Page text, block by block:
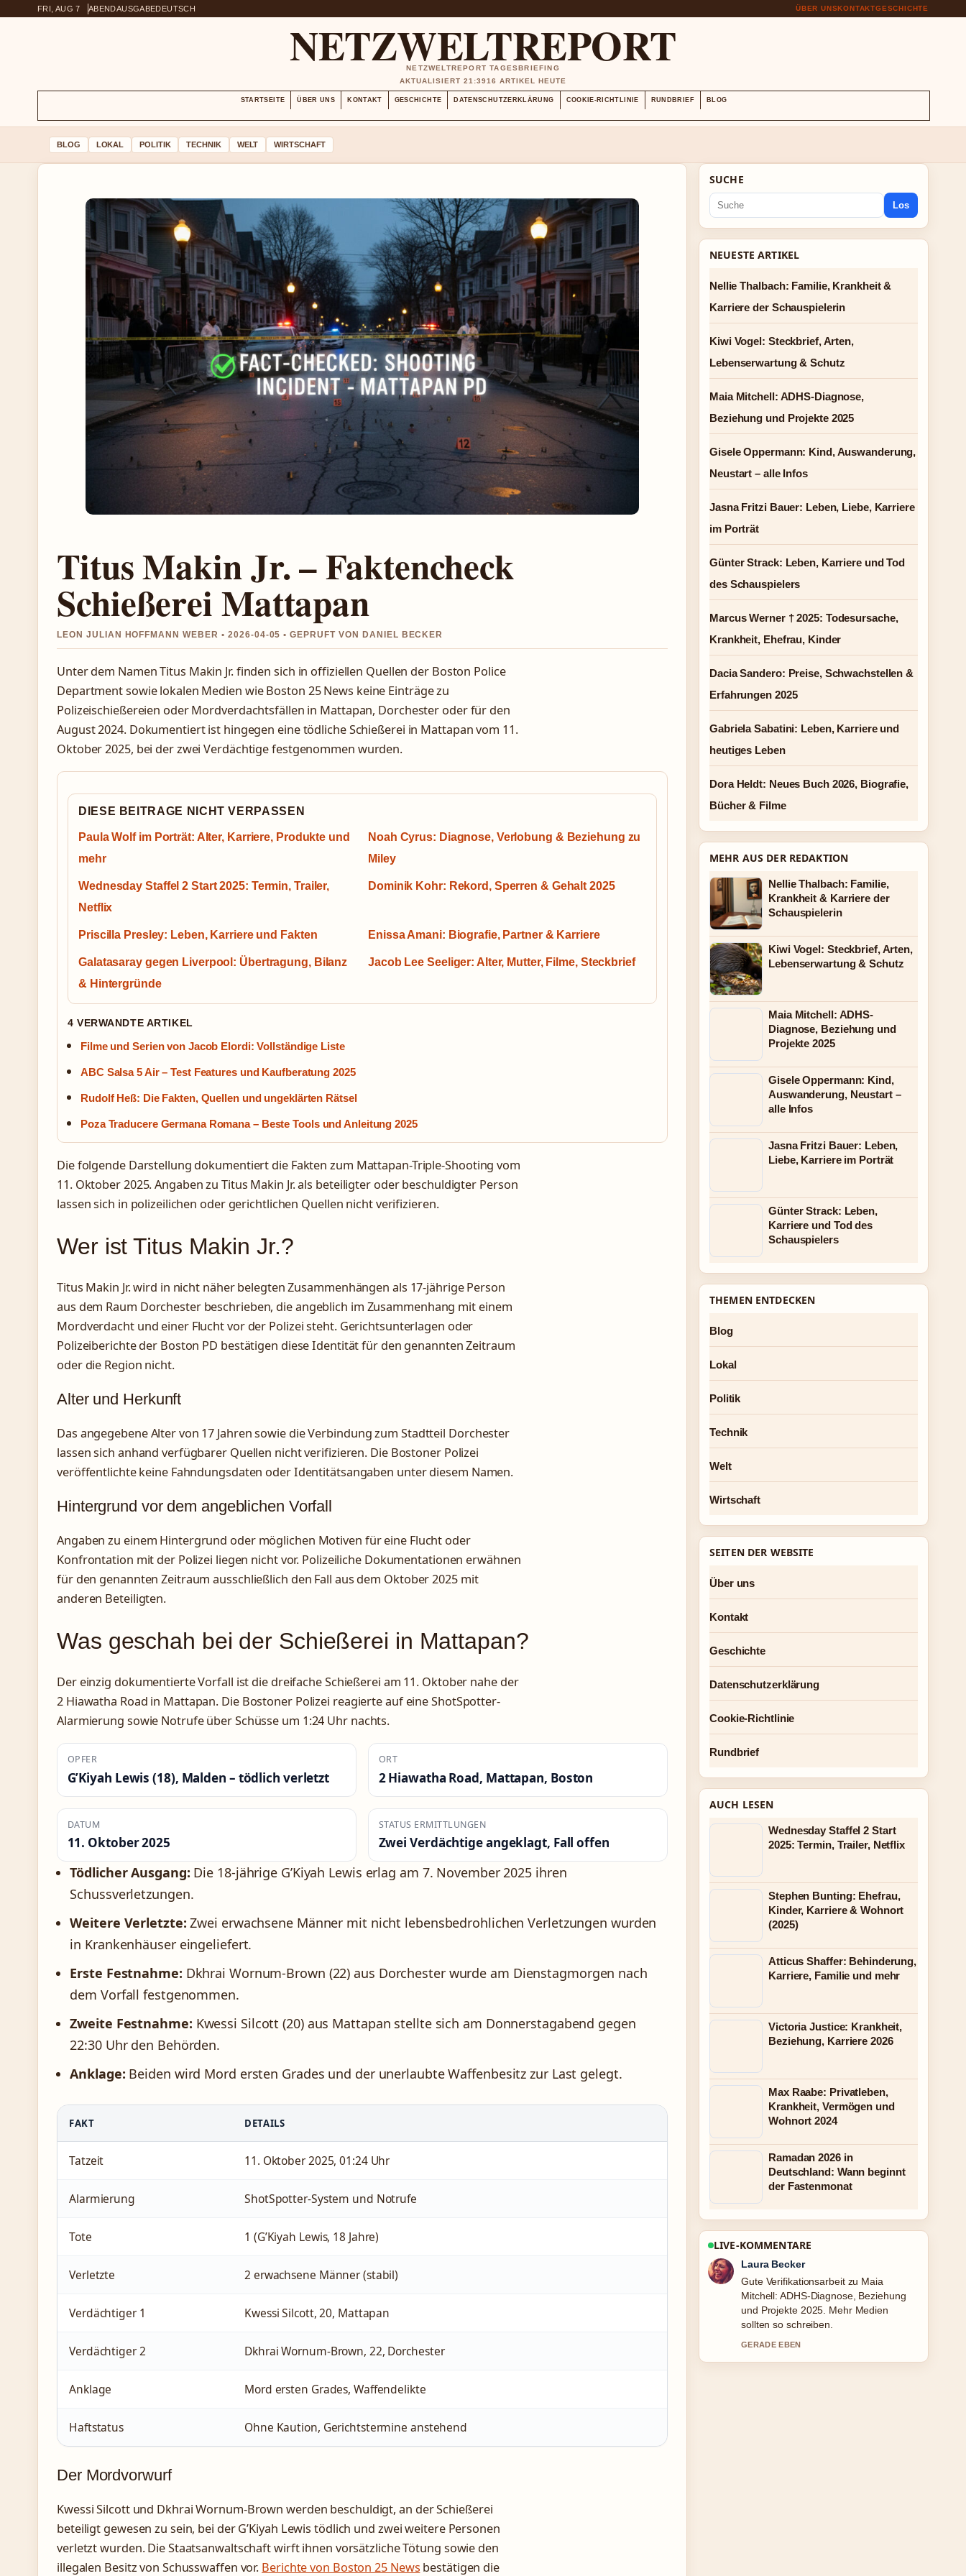
FRI, AUG 7 ABENDAUSGABEDEUTSCH ÜBER UNSKONTAKTGESCHICHTE
NETZWELTREPORT
NETZWELTREPORT TAGESBRIEFING
AKTUALISIERT 21:3916 ARTIKEL HEUTE
STARTSEITE ÜBER UNS KONTAKT GESCHICHTE DATENSCHUTZERKLÄRUNG COOKIE-RICHTLINIE RUNDBRIEF BLOG
BLOG LOKAL POLITIK TECHNIK WELT WIRTSCHAFT
Titus Makin Jr. – Faktencheck
Schießerei Mattapan
LEON JULIAN HOFFMANN WEBER • 2026-04-05 • GEPRUFT VON DANIEL BECKER
Unter dem Namen Titus Makin Jr. finden sich in offiziellen Quellen der Boston Police
Department sowie lokalen Medien wie Boston 25 News keine Einträge zu
Polizeischießereien oder Mordverdachtsfällen in Mattapan, Dorchester oder für den
August 2024. Dokumentiert ist hingegen eine tödliche Schießerei in Mattapan vom 11.
Oktober 2025, bei der zwei Verdächtige festgenommen wurden.
DIESE BEITRAGE NICHT VERPASSEN
Paula Wolf im Porträt: Alter, Karriere, Produkte und
mehr
Noah Cyrus: Diagnose, Verlobung & Beziehung zu
Miley
Wednesday Staffel 2 Start 2025: Termin, Trailer,
Netflix
Dominik Kohr: Rekord, Sperren & Gehalt 2025
Priscilla Presley: Leben, Karriere und Fakten Enissa Amani: Biografie, Partner & Karriere
Galatasaray gegen Liverpool: Übertragung, Bilanz
& Hintergründe
Jacob Lee Seeliger: Alter, Mutter, Filme, Steckbrief
4 VERWANDTE ARTIKEL
Filme und Serien von Jacob Elordi: Vollständige Liste
ABC Salsa 5 Air – Test Features und Kaufberatung 2025
Rudolf Heß: Die Fakten, Quellen und ungeklärten Rätsel
Poza Traducere Germana Romana – Beste Tools und Anleitung 2025
Die folgende Darstellung dokumentiert die Fakten zum Mattapan-Triple-Shooting vom
11. Oktober 2025. Angaben zu Titus Makin Jr. als beteiligter oder beschuldigter Person
lassen sich in polizeilichen oder gerichtlichen Quellen nicht verifizieren.
Wer ist Titus Makin Jr.?
Titus Makin Jr. wird in nicht näher belegten Zusammenhängen als 17-jährige Person
aus dem Raum Dorchester beschrieben, die angeblich im Zusammenhang mit einem
Mordverdacht und einer Flucht vor der Polizei steht. Gerichtsunterlagen oder
Polizeiberichte der Boston PD bestätigen diese Identität für den genannten Zeitraum
oder die Region nicht.
Alter und Herkunft
Das angegebene Alter von 17 Jahren sowie die Verbindung zum Stadtteil Dorchester
lassen sich anhand verfügbarer Quellen nicht verifizieren. Die Bostoner Polizei
veröffentlichte keine Fahndungsdaten oder Identitätsangaben unter diesem Namen.
Hintergrund vor dem angeblichen Vorfall
Angaben zu einem Hintergrund oder möglichen Motiven für eine Flucht oder
Konfrontation mit der Polizei liegen nicht vor. Polizeiliche Dokumentationen erwähnen
für den genannten Zeitraum ausschließlich den Fall aus dem Oktober 2025 mit
anderen Beteiligten.
Was geschah bei der Schießerei in Mattapan?
Der einzig dokumentierte Vorfall ist die dreifache Schießerei am 11. Oktober nahe der
2 Hiawatha Road in Mattapan. Die Bostoner Polizei reagierte auf eine ShotSpotter-
Alarmierung sowie Notrufe über Schüsse um 1:24 Uhr nachts.
OPFER
G’Kiyah Lewis (18), Malden – tödlich verletzt
ORT
2 Hiawatha Road, Mattapan, Boston
DATUM
11. Oktober 2025
STATUS ERMITTLUNGEN
Zwei Verdächtige angeklagt, Fall offen
Tödlicher Ausgang: Die 18-jährige G’Kiyah Lewis erlag am 7. November 2025 ihren
Schussverletzungen.
Weitere Verletzte: Zwei erwachsene Männer mit nicht lebensbedrohlichen Verletzungen wurden
in Krankenhäuser eingeliefert.
Erste Festnahme: Dkhrai Wornum-Brown (22) aus Dorchester wurde am Dienstagmorgen nach
dem Vorfall festgenommen.
Zweite Festnahme: Kwessi Silcott (20) aus Mattapan stellte sich am Donnerstagabend gegen
22:30 Uhr den Behörden.
Anklage: Beiden wird Mord ersten Grades und der unerlaubte Waffenbesitz zur Last gelegt.
FAKT DETAILS
Tatzeit 11. Oktober 2025, 01:24 Uhr
Alarmierung ShotSpotter-System und Notrufe
Tote 1 (G’Kiyah Lewis, 18 Jahre)
Verletzte 2 erwachsene Männer (stabil)
Verdächtiger 1 Kwessi Silcott, 20, Mattapan
Verdächtiger 2 Dkhrai Wornum-Brown, 22, Dorchester
Anklage Mord ersten Grades, Waffendelikte
Haftstatus Ohne Kaution, Gerichtstermine anstehend
Der Mordvorwurf
Kwessi Silcott und Dkhrai Wornum-Brown werden beschuldigt, an der Schießerei
beteiligt gewesen zu sein, bei der G’Kiyah Lewis tödlich und zwei weitere Personen
verletzt wurden. Die Staatsanwaltschaft wirft ihnen vorsätzliche Tötung sowie den
illegalen Besitz von Schusswaffen vor. Berichte von Boston 25 News bestätigen die
SUCHE
Los
NEUESTE ARTIKEL
Nellie Thalbach: Familie, Krankheit &
Karriere der Schauspielerin
Kiwi Vogel: Steckbrief, Arten,
Lebenserwartung & Schutz
Maia Mitchell: ADHS-Diagnose,
Beziehung und Projekte 2025
Gisele Oppermann: Kind, Auswanderung,
Neustart – alle Infos
Jasna Fritzi Bauer: Leben, Liebe, Karriere
im Porträt
Günter Strack: Leben, Karriere und Tod
des Schauspielers
Marcus Werner † 2025: Todesursache,
Krankheit, Ehefrau, Kinder
Dacia Sandero: Preise, Schwachstellen &
Erfahrungen 2025
Gabriela Sabatini: Leben, Karriere und
heutiges Leben
Dora Heldt: Neues Buch 2026, Biografie,
Bücher & Filme
MEHR AUS DER REDAKTION
Nellie Thalbach: Familie,
Krankheit & Karriere der
Schauspielerin
Kiwi Vogel: Steckbrief, Arten,
Lebenserwartung & Schutz
Maia Mitchell: ADHS-
Diagnose, Beziehung und
Projekte 2025
Gisele Oppermann: Kind,
Auswanderung, Neustart –
alle Infos
Jasna Fritzi Bauer: Leben,
Liebe, Karriere im Porträt
Günter Strack: Leben,
Karriere und Tod des
Schauspielers
THEMEN ENTDECKEN
Blog
Lokal
Politik
Technik
Welt
Wirtschaft
SEITEN DER WEBSITE
Über uns
Kontakt
Geschichte
Datenschutzerklärung
Cookie-Richtlinie
Rundbrief
AUCH LESEN
Wednesday Staffel 2 Start
2025: Termin, Trailer, Netflix
Stephen Bunting: Ehefrau,
Kinder, Karriere & Wohnort
(2025)
Atticus Shaffer: Behinderung,
Karriere, Familie und mehr
Victoria Justice: Krankheit,
Beziehung, Karriere 2026
Max Raabe: Privatleben,
Krankheit, Vermögen und
Wohnort 2024
Ramadan 2026 in
Deutschland: Wann beginnt
der Fastenmonat
LIVE-KOMMENTARE
Nico Hoffmann
Starke Einordnung zu Nellie Thalbach:
Familie, Krankheit &#038; Karriere
der.... Das ist die klarste
Zusammenfassung, die ich heute